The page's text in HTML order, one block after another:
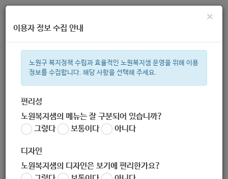
주간 인기검색어
한눈으로 보는 복지 정보
×
이용자 정보 수집 안내
노원구 복지정책 수립과 효율적인 노원복지샘 운영을 위해 이용
정보를 수집합니다. 해당 사항을 선택해 주세요.
편리성
노원복지샘의 메뉴는 잘 구분되어 있습니까?
그렇다
보통이다 아니다
디자인
노원복지샘의 디자인은 보기에 편리한가요?